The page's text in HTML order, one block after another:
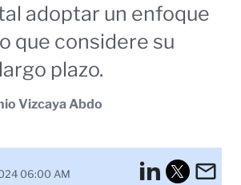
adoptar un enfoque
que considere su
plazo.
Vizcaya Abdo
06:00 AM